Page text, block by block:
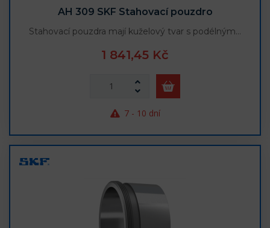
AH 309 SKF Stahovací pouzdro
Stahovací pouzdra mají kuželový tvar s podélným…
1 841,45 Kč
7 - 10 dní